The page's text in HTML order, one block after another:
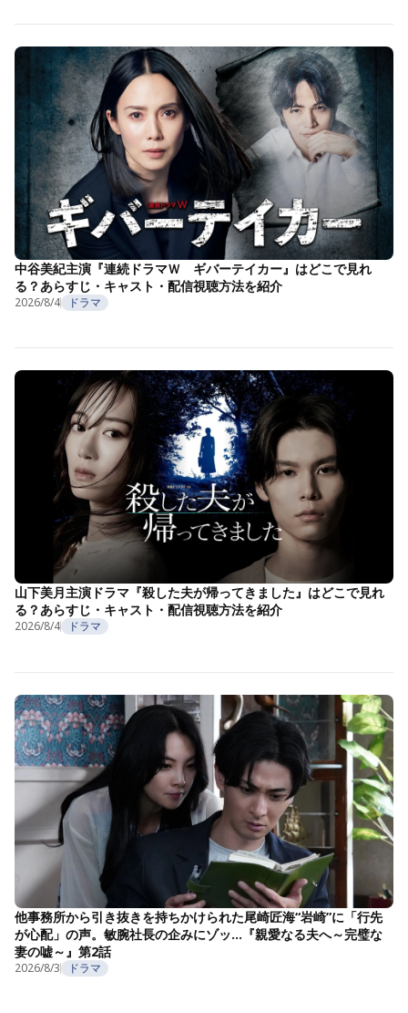
中谷美紀主演『連続ドラマＷ ギバーテイカー』はどこで見れ
る？あらすじ・キャスト・配信視聴方法を紹介
2026/8/4 ドラマ
山下美月主演ドラマ『殺した夫が帰ってきました』はどこで見れ
る？あらすじ・キャスト・配信視聴方法を紹介
2026/8/4 ドラマ
他事務所から引き抜きを持ちかけられた尾崎匠海“岩崎”に「行先
が心配」の声。敏腕社長の企みにゾッ…『親愛なる夫へ～完璧な
妻の嘘～』第2話
2026/8/3 ドラマ